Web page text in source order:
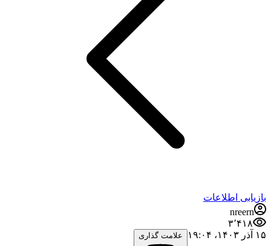
بازیابی اطلاعات
nreern
۳٬۴۱۸
۱۵ آذر ۱۴۰۳،‏ ۱۹:۰۴
علامت گذاری